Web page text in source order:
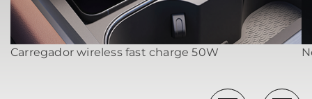
Carregador wireless fast charge 50W